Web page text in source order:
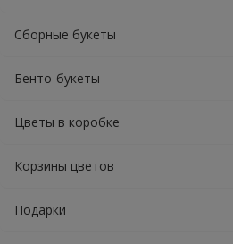
Сборные букеты
Бенто-букеты
Цветы в коробке
Корзины цветов
Подарки